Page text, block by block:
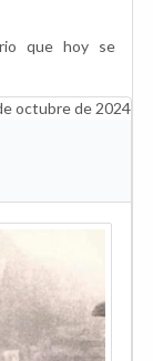
que hoy se
octubre de 2024